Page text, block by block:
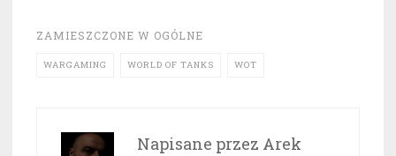
ZAMIESZCZONE W OGÓLNE
WARGAMING WORLD OF TANKS WOT
Napisane przez Arek